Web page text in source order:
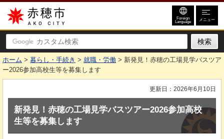
赤穂市
Foreign
Language メニュー
ホーム > 暮らし・手続き > 就職・労働 > 新発見！赤穂の工場見学バスツア
ー2026参加高校生等を募集します
更新日：2026年6月10日
新発見！赤穂の工場見学バスツアー2026参加高校
生等を募集します